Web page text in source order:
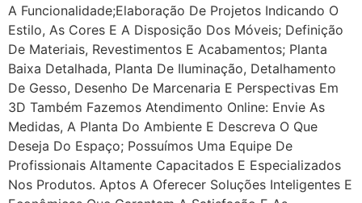
A Funcionalidade;Elaboração De Projetos Indicando O
Estilo, As Cores E A Disposição Dos Móveis;​ Definição
De Materiais, Revestimentos E Acabamentos;​ Planta
Baixa Detalhada, Planta De Iluminação, Detalhamento
De Gesso, Desenho De Marcenaria E Perspectivas Em
3D​ Também Fazemos Atendimento Online: Envie As
Medidas, A Planta Do Ambiente E Descreva O Que
Deseja Do Espaço; Possuímos Uma Equipe De
Profissionais Altamente Capacitados E Especializados
Nos Produtos. Aptos A Oferecer Soluções Inteligentes E